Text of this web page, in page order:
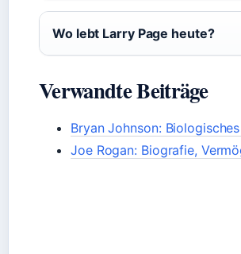
Wo lebt Larry Page heute?
Verwandte Beiträge
Bryan Johnson:
Joe Rogan: Biografie,